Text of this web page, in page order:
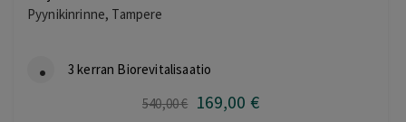
Pyynikinrinne, Tampere
3 kerran Biorevitalisaatio
540,00€ Alkuperäinen
169,00 €Nykyinen